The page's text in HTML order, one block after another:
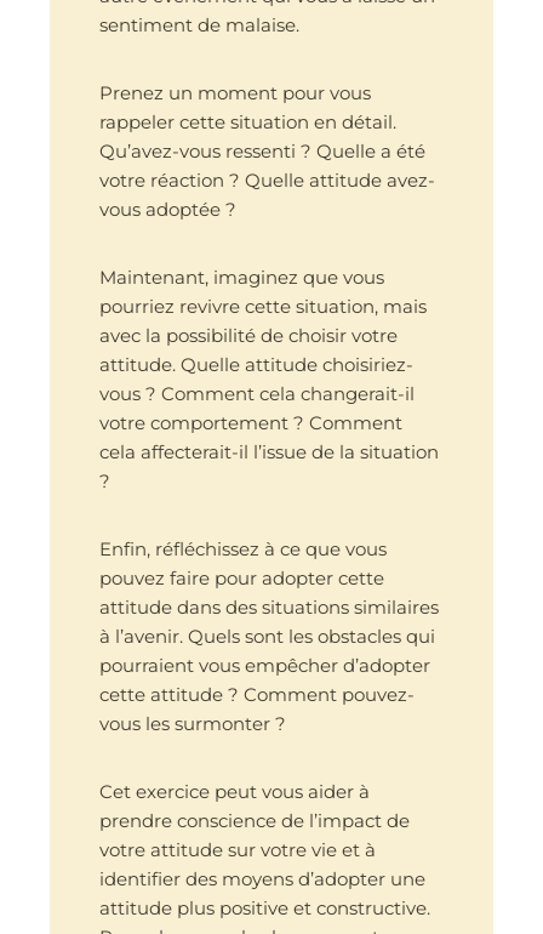
sentiment de malaise.
Prenez un moment pour vous
rappeler cette situation en détail.
Qu’avez-vous ressenti ? Quelle a été
votre réaction ? Quelle attitude avez-
vous adoptée ?
Maintenant, imaginez que vous
pourriez revivre cette situation, mais
avec la possibilité de choisir votre
attitude. Quelle attitude choisiriez-
vous ? Comment cela changerait-il
votre comportement ? Comment
cela affecterait-il l’issue de la situation
?
Enfin, réfléchissez à ce que vous
pouvez faire pour adopter cette
attitude dans des situations similaires
à l’avenir. Quels sont les obstacles qui
pourraient vous empêcher d’adopter
cette attitude ? Comment pouvez-
vous les surmonter ?
Cet exercice peut vous aider à
prendre conscience de l’impact de
votre attitude sur votre vie et à
identifier des moyens d’adopter une
attitude plus positive et constructive.